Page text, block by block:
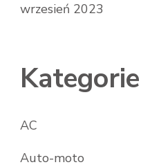
wrzesień 2023
Kategorie
AC
Auto-moto